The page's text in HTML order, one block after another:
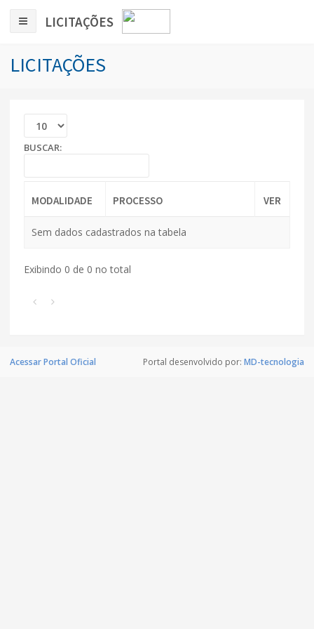
LICITAÇÕES
LICITAÇÕES
BUSCAR:
MODALIDADE PROCESSO VER
Sem dados cadastrados na tabela
Exibindo 0 de 0 no total
Portal desenvolvido por: MD-tecnologia
Acessar Portal Oficial